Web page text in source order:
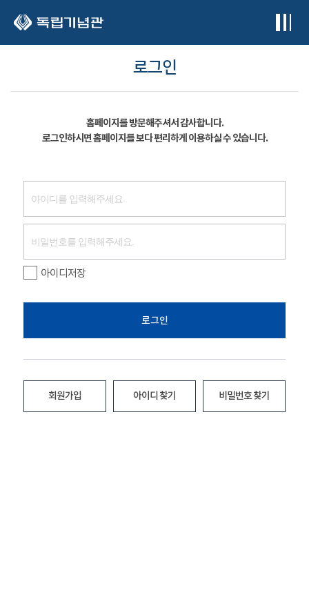
로그인
홈페이지를 방문해주셔서 감사합니다.
로그인하시면 홈페이지를 보다 편리하게 이용하실 수 있습니다.
아이디저장
로그인
회원가입 아이디 찾기 비밀번호 찾기